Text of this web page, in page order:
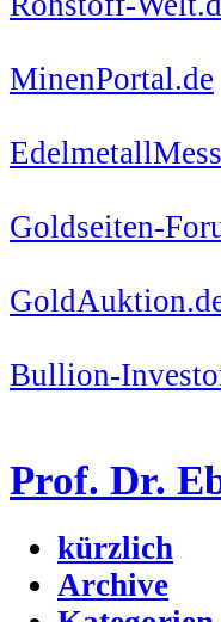
MinenPortal.de
Goldseiten-
Bullion-
Prof. Dr.
kürzlich
Archive